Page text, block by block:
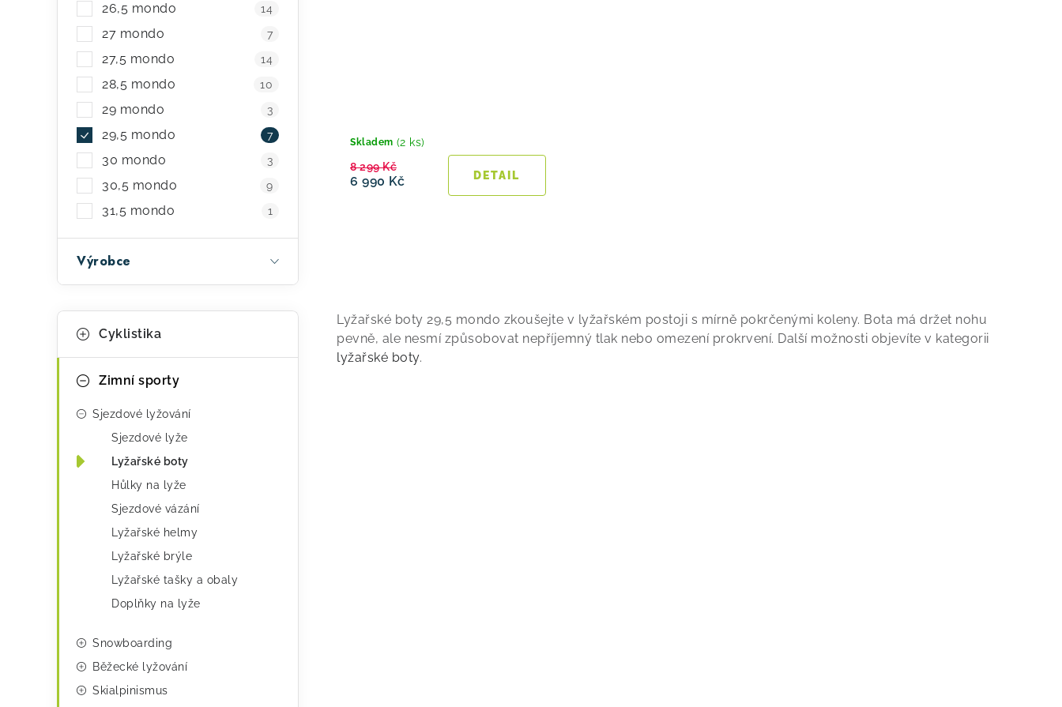
26,5 mondo 14
27 mondo 7
27,5 mondo 14
28,5 mondo 10
29 mondo 3
29,5 mondo 7
30 mondo 3
30,5 mondo 9
31,5 mondo 1
Výrobce
Přeskočit
kategorie
K
a
Cyklistika
Zimní sporty
Sjezdové lyžování
Sjezdové lyže
Lyžařské boty
Hůlky na lyže
Sjezdové vázání
Lyžařské helmy
Lyžařské brýle
Lyžařské tašky a obaly
Doplňky na lyže
Snowboarding
Běžecké lyžování
Skialpinismus
Skladem (2 ks)
6 990 Kč
8 299 Kč
v
l
á
Lyžařské boty 29,5 mondo zkoušejte v lyžařském postoji s mírně pokrčenými koleny. Bota má držet nohu
pevně, ale nesmí způsobovat nepříjemný tlak nebo omezení prokrvení. Další možnosti objevíte v kategorii
lyžařské boty.